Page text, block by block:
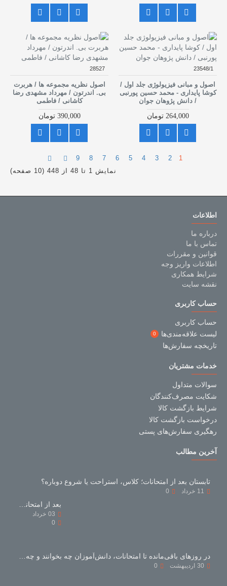
23548/1
اصول و مبانی فیزیولوژی جلد اول /
کوشا پایداری - محمد حسین پورنبی
/ دانش پژوهان جوان
264,000 تومان
28527
اصول نظریه مجموعه ها / هربرت
بی. اندرتون / مهرداد مشهدی رضا
کاشانی / فاطمی
390,000 تومان
1
2
3
4
5
6
7
8
9
نمایش 1 تا 48 از 448 (10 صفحه)
اطلاعات
درباره ما
تماس با ما
قوانین و مقررات
اطلاعات واریز وجه
شرایط همکاری
نقشه سایت
حساب کاربری
حساب کاربری
لیست علاقه‌مندی‌ها
0
تاریخچه سفارش‌ها
خدمات مشتریان
سوالات متداول
شکایت مصرف‌کنندگان
شرایط بازگشت کالا
درخواست بازگشت کالا
رهگیری سفارش‌های پستی
آخرین مطالب
تابستان بعد از امتحانات؛ کلاس، استراحت یا شروع دوباره؟
11 خرداد 0
03 خرداد
0
30 اردیبهشت 0